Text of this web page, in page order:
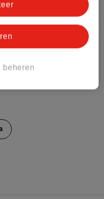
(nog) geen Nature
beheren